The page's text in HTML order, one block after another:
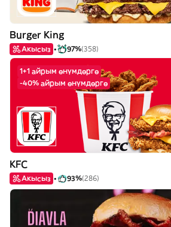
Burger King
Акысыз 97%(358)
1+1 айрым өнүмдөргө
-40% айрым өнүмдөргө
KFC
Акысыз 93%(286)